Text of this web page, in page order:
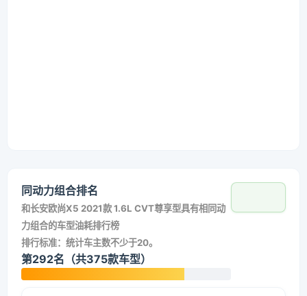
同动力组合排名
和长安欧尚X5 2021款 1.6L CVT尊享型具有相同动
力组合的车型油耗排行榜
排行标准：统计车主数不少于20。
第292名（共375款车型）